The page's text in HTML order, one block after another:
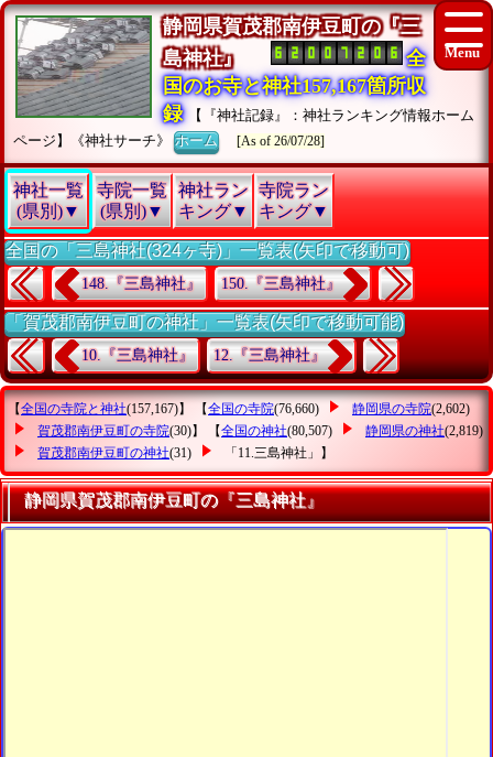
静岡県賀茂郡南伊豆町の『三
島神社』
全
国のお寺と神社157,167箇所収
録
【『神社記録』：神社ランキング情報ホーム
ページ】《神社サーチ》ホーム [As of 26/07/28]
神社一覧
(県別)▼
寺院一覧
(県別)▼
神社ラン
キング▼
寺院ラン
キング▼
全国の「三島神社(324ヶ寺)」一覧表(矢印で移動可)
148.『三島神社』 150.『三島神社』
「賀茂郡南伊豆町の神社」一覧表(矢印で移動可能)
10.『三島神社』 12.『三島神社』
【全国の寺院と神社(157,167)】 【全国の寺院(76,660) 静岡県の寺院(2,602)
賀茂郡南伊豆町の寺院(30)】 【全国の神社(80,507) 静岡県の神社(2,819)
賀茂郡南伊豆町の神社(31) 「11.三島神社」 】
静岡県賀茂郡南伊豆町の『三島神社』